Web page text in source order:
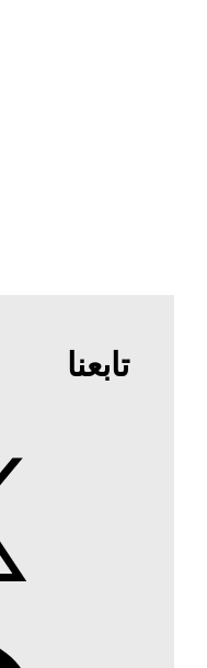
تابعنا
Facebook